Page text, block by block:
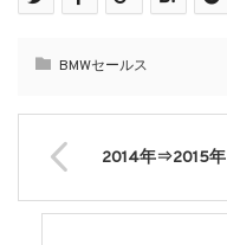
BMWセールス
2014年⇒2015年